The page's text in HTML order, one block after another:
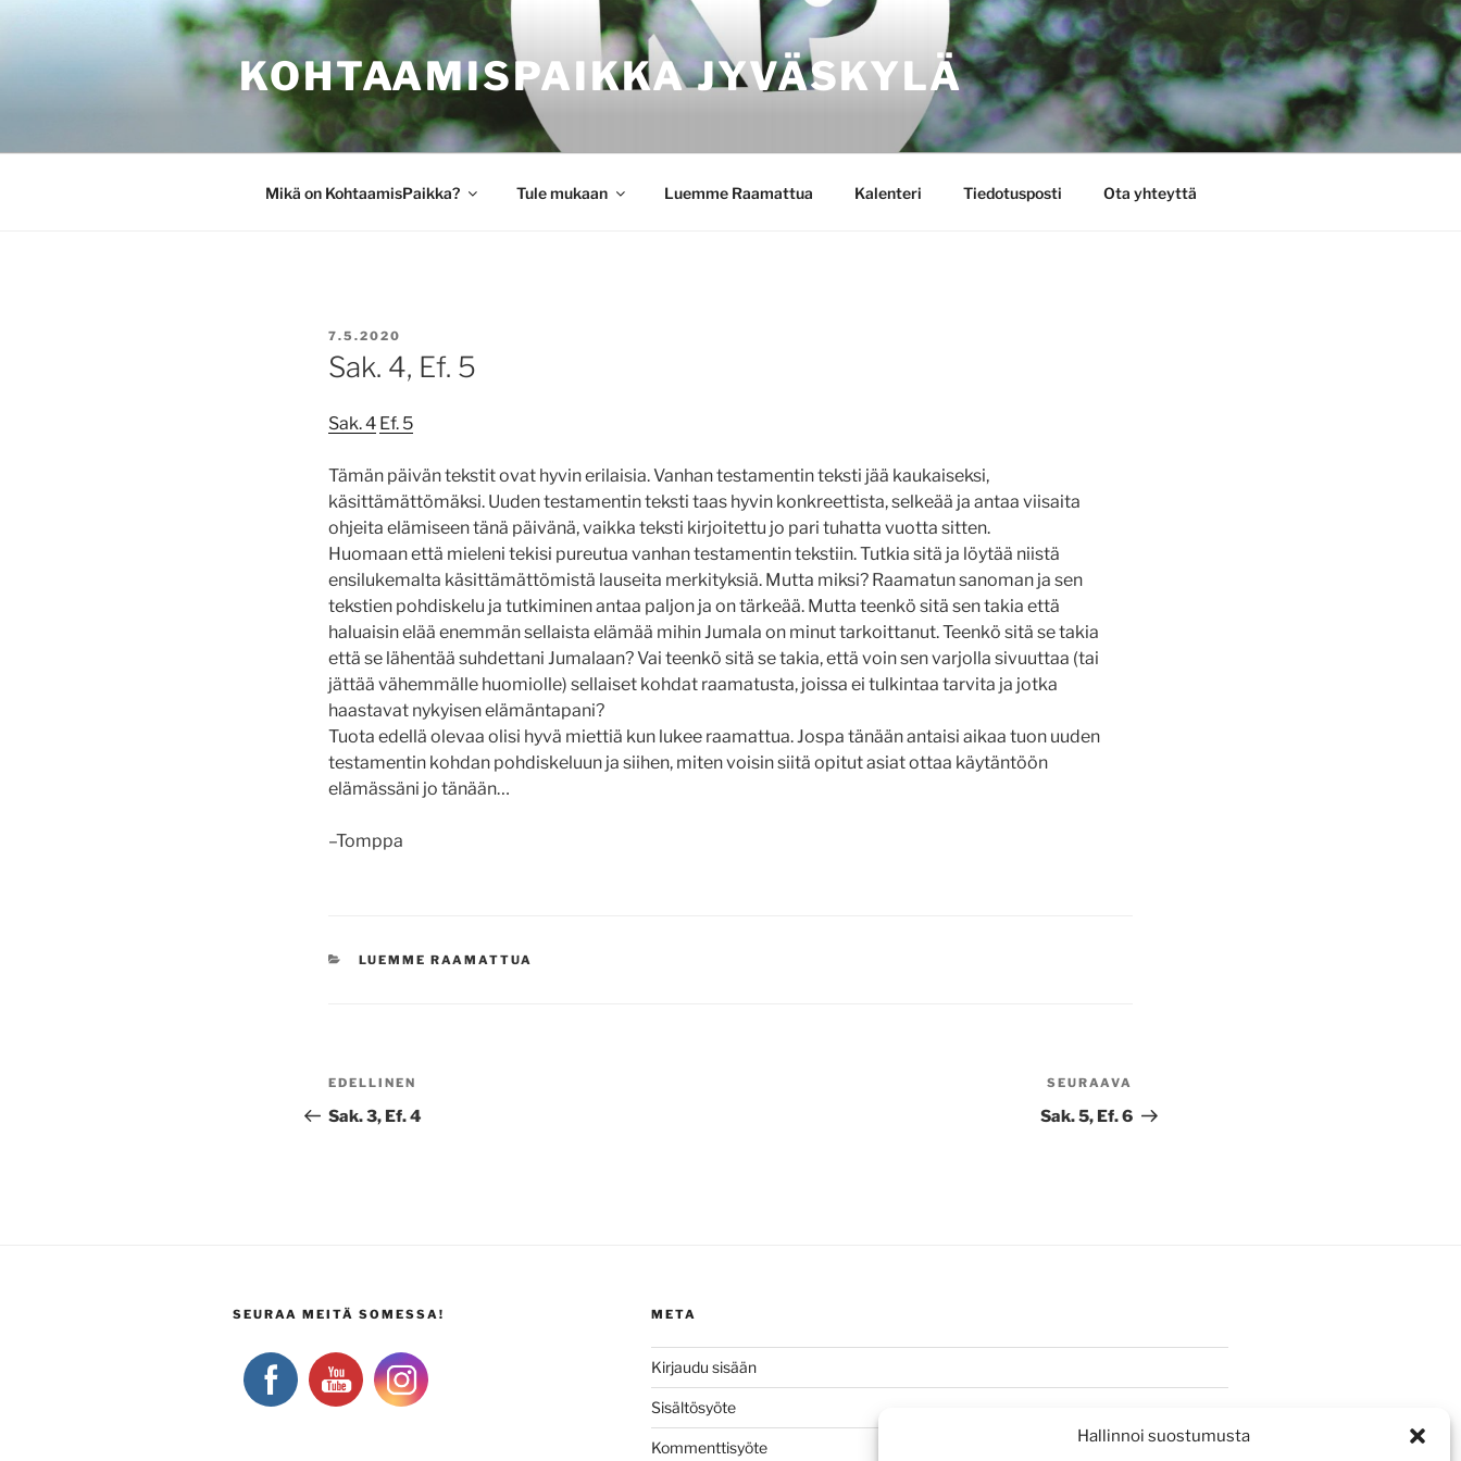
Hallinnoi suostumusta
KOHTAAMISPAIKKA JYVÄSKYLÄ
Mikä on KohtaamisPaikka? Tule mukaan Luemme Raamattua Kalenteri Tiedotusposti Ota yhteyttä
JULKAISTU
7.5.2020
Sak. 4, Ef. 5
Sak. 4 Ef. 5
Tämän päivän tekstit ovat hyvin erilaisia. Vanhan testamentin teksti jää kaukaiseksi,
käsittämättömäksi. Uuden testamentin teksti taas hyvin konkreettista, selkeää ja antaa viisaita
ohjeita elämiseen tänä päivänä, vaikka teksti kirjoitettu jo pari tuhatta vuotta sitten.
Huomaan että mieleni tekisi pureutua vanhan testamentin tekstiin. Tutkia sitä ja löytää niistä
ensilukemalta käsittämättömistä lauseita merkityksiä. Mutta miksi? Raamatun sanoman ja sen
tekstien pohdiskelu ja tutkiminen antaa paljon ja on tärkeää. Mutta teenkö sitä sen takia että
haluaisin elää enemmän sellaista elämää mihin Jumala on minut tarkoittanut. Teenkö sitä se takia
että se lähentää suhdettani Jumalaan? Vai teenkö sitä se takia, että voin sen varjolla sivuuttaa (tai
jättää vähemmälle huomiolle) sellaiset kohdat raamatusta, joissa ei tulkintaa tarvita ja jotka
haastavat nykyisen elämäntapani?
Tuota edellä olevaa olisi hyvä miettiä kun lukee raamattua. Jospa tänään antaisi aikaa tuon uuden
testamentin kohdan pohdiskeluun ja siihen, miten voisin siitä opitut asiat ottaa käytäntöön
elämässäni jo tänään…
–Tomppa
KATEGORIAT
LUEMME RAAMATTUA
Artikkelien
selaus
Edellinen
artikkeli
EDELLINEN
Sak. 3, Ef. 4
artikkeli
SEURAAVA
Sak. 5, Ef. 6
SEURAA MEITÄ SOMESSA! META
Kirjaudu sisään
Sisältösyöte
Kommenttisyöte